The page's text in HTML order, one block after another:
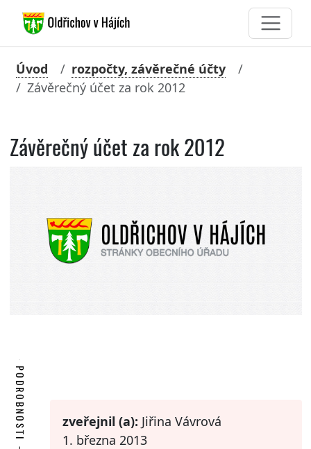
Úvod
rozpočty, závěrečné účty
Závěrečný účet za rok 2012
Závěrečný účet za rok 2012
PODROBNOSTI zveřejnil (a): Jiřina Vávrová
1. března 2013